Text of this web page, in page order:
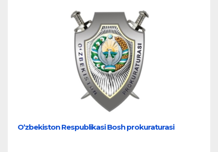
Oʼzbekiston Respublikasi Bosh prokuraturasi